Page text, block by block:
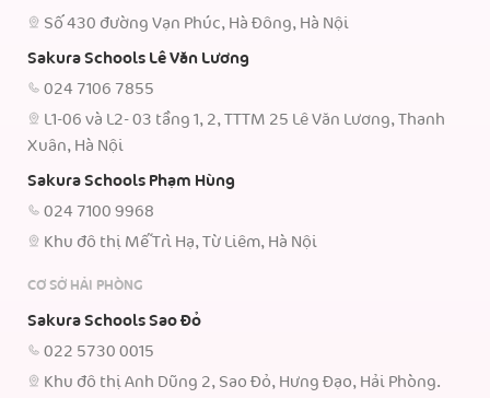
Số 430 đường Vạn Phúc, Hà Đông, Hà Nội
Sakura Schools Lê Văn Lương
024 7106 7855
L1-06 và L2- 03 tầng 1, 2, TTTM 25 Lê Văn Lương, Thanh
Xuân, Hà Nội
Sakura Schools Phạm Hùng
024 7100 9968
Khu đô thị Mễ Trì Hạ, Từ Liêm, Hà Nội
CƠ SỞ HẢI PHÒNG
Sakura Schools Sao Đỏ
022 5730 0015
Khu đô thị Anh Dũng 2, Sao Đỏ, Hưng Đạo, Hải Phòng.